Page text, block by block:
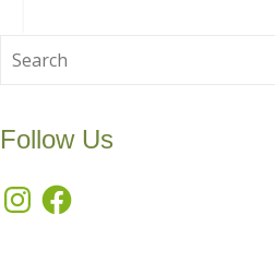
Follow Us
InstagramFacebook